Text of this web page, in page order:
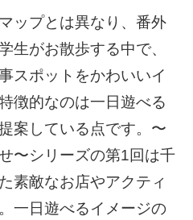
ップとは異なり、番外
生がお散歩する中で、
スポットをかわいいイ
徴的なのは一日遊べる
案している点です。〜
〜シリーズの第1回は千
素敵なお店やアクティ
一日遊べるイメージの